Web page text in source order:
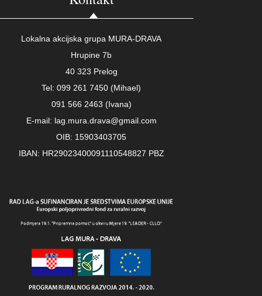
Lokalna akcijska grupa MURA-DRAVA
Hrupine 7b
40 323 Prelog
Tel: 099 261 7450 (Mihael)
091 566 2463 (Ivana)
E-mail: lag.mura.drava@gmail.com
OIB: 15903403705
IBAN: HR29023400091110548827 PBZ